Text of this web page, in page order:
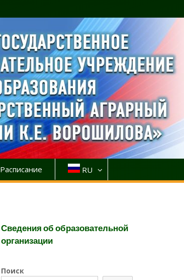
Расписание RU
Сведения об образовательной
организации
Поиск